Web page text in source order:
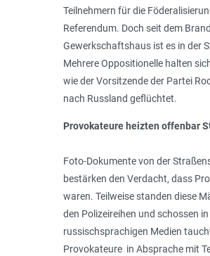
Teilnehmern für die
Referendum. Doch seit dem
Gewerkschaftshaus ist es in der
Mehrere Oppositionelle halten
wie der Vorsitzende der Partei
nach Russland geflüchtet.
Provokateure heizten offenbar
Foto-Dokumente von der
bestärken den Verdacht, dass
waren. Teilweise standen diese
den Polizeireihen und schossen
russischsprachigen Medien
Provokateure in Absprache mit